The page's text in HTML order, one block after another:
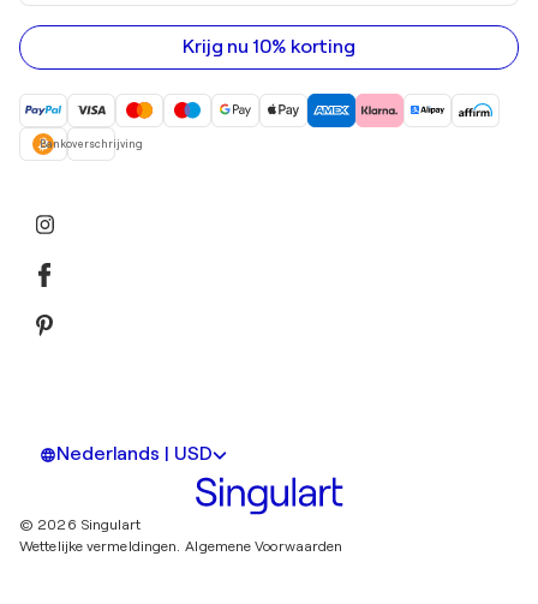
e-
mailadres
in
Krijg nu 10% korting
Bankoverschrijving
Nederlands | USD
© 2026 Singulart
Wettelijke vermeldingen. Algemene Voorwaarden